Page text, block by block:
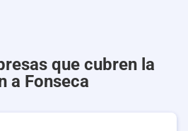
que cubren la
a Fonseca